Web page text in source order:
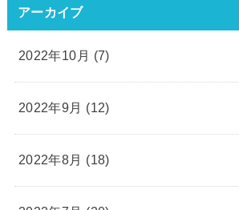
アーカイブ
2022年10月 (7)
2022年9月 (12)
2022年8月 (18)